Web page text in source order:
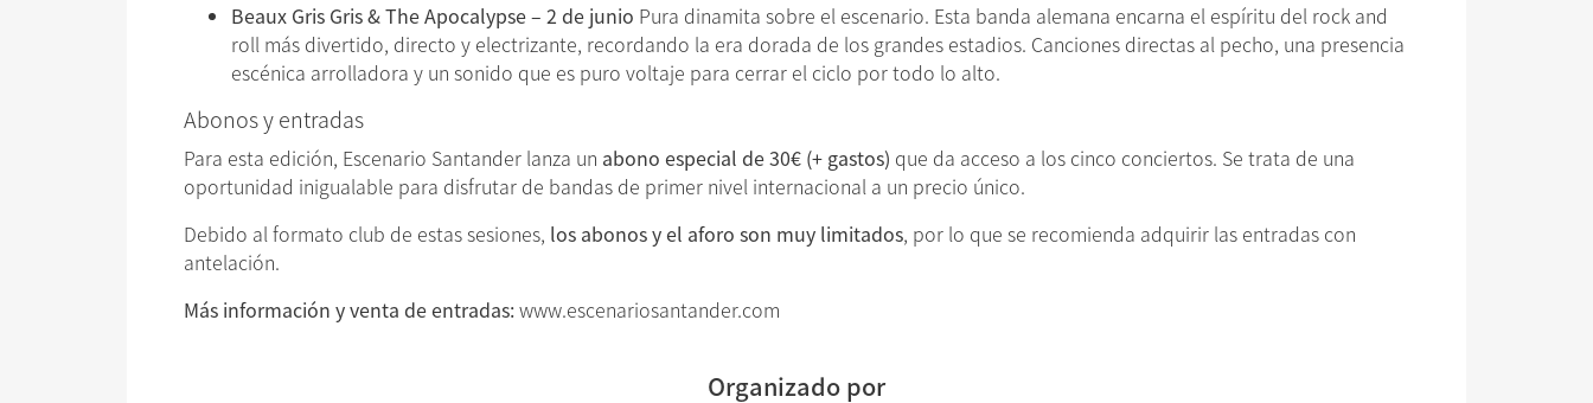
Beaux Gris Gris & The Apocalypse – 2 de junio Pura dinamita sobre el escenario. Esta banda alemana encarna el espíritu del rock and
roll más divertido, directo y electrizante, recordando la era dorada de los grandes estadios. Canciones directas al pecho, una presencia
escénica arrolladora y un sonido que es puro voltaje para cerrar el ciclo por todo lo alto.
Abonos y entradas
Para esta edición, Escenario Santander lanza un abono especial de 30€ (+ gastos) que da acceso a los cinco conciertos. Se trata de una
oportunidad inigualable para disfrutar de bandas de primer nivel internacional a un precio único.
Debido al formato club de estas sesiones, los abonos y el aforo son muy limitados, por lo que se recomienda adquirir las entradas con
antelación.
Más información y venta de entradas:www.escenariosantander.com
Organizado por